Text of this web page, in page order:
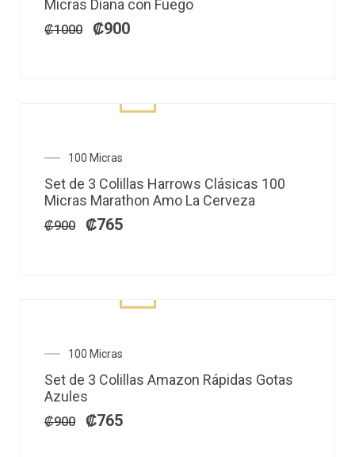
Micras Diana con Fuego
₡1000
era:
₡1000.
₡900
es:
₡900.
100 Micras
Set de 3 Colillas Harrows Clásicas 100
Micras Marathon Amo La Cerveza
₡900
El
precio
original
era:
₡900.
₡765
precio
actual
es:
₡765.
100 Micras
Set de 3 Colillas Amazon Rápidas Gotas
Azules
₡900
El
precio
original
era:
₡900.
₡765
precio
actual
₡765.